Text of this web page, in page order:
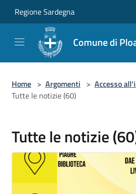
Regione Sardegna
Comune di
Home > Argomenti > Accesso
Tutte le notizie (60)
Tutte le notizie